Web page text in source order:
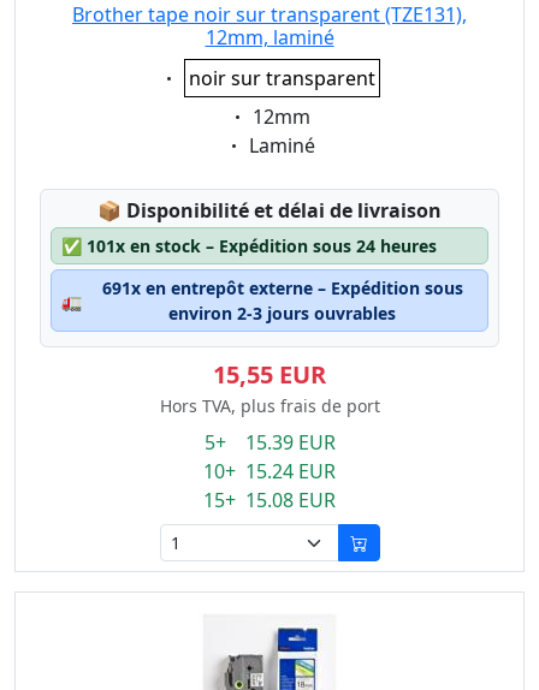
Brother tape noir sur transparent (TZE131),
12mm, laminé
Eigenschaft:
noir sur transparent
Eigenschaft:
12mm
Eigenschaft:
Laminé
📦 Lagerstatus:
Disponibilité et délai de livraison
✅ 101x en stock – Expédition sous 24 heures
🚛
691x en entrepôt externe – Expédition sous
environ 2-3 jours ouvrables
15,55 EUR
Hors TVA, plus frais de port
5+ 15.39 EUR
10+ 15.24 EUR
15+ 15.08 EUR